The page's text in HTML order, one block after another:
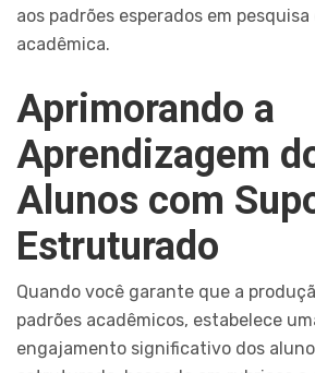
aos padrões esperados em
acadêmica.
Aprimorando a
Aprendizagem
Alunos com
Estruturado
Quando você garante que a
padrões acadêmicos, estabelece
engajamento significativo dos